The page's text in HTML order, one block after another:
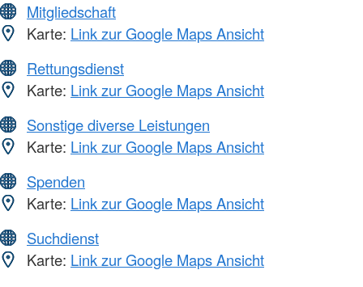
Mitgliedschaft
Karte: Link zur Google Maps Ansicht
Rettungsdienst
Karte: Link zur Google Maps Ansicht
Sonstige diverse Leistungen
Karte: Link zur Google Maps Ansicht
Spenden
Karte: Link zur Google Maps Ansicht
Suchdienst
Karte: Link zur Google Maps Ansicht